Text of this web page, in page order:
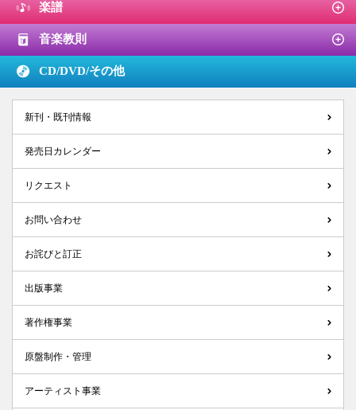
楽譜
音楽教則
CD/DVD/その他
新刊・既刊情報
発売日カレンダー
リクエスト
お問い合わせ
お詫びと訂正
出版事業
著作権事業
原盤制作・管理
アーティスト事業